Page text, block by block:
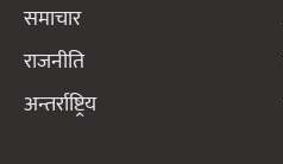
समाचार
राजनीति
अन्तर्राष्ट्रिय